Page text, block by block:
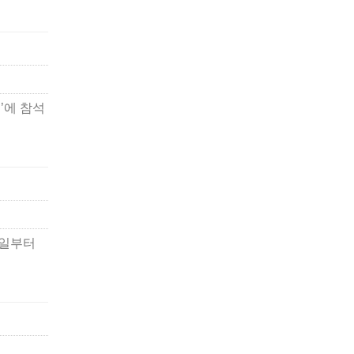
에 참석
부터